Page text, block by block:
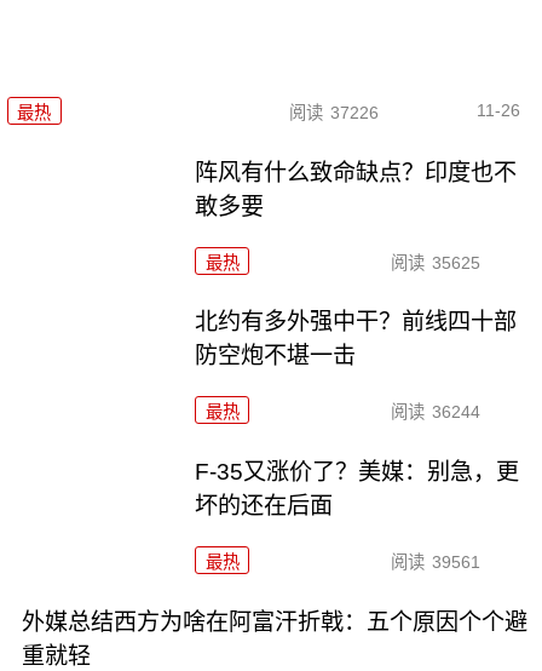
最热 阅读 37226 11-26
阵风有什么致命缺点？印度也不
敢多要
最热 阅读 35625
北约有多外强中干？前线四十部
防空炮不堪一击
最热 阅读 36244
F-35又涨价了？美媒：别急，更
坏的还在后面
最热 阅读 39561
外媒总结西方为啥在阿富汗折戟：五个原因个个避
重就轻